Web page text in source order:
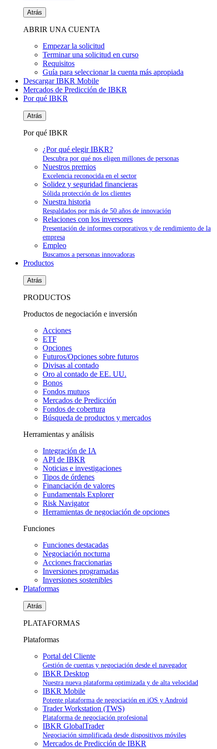
Atrás
ABRIR UNA CUENTA
Empezar la solicitud
Terminar una solicitud en curso
Requisitos
Guía para seleccionar la cuenta más apropiada
Descargar IBKR Mobile
Mercados de Predicción de IBKR
Por qué IBKR
Atrás
Por qué IBKR
¿Por qué elegir IBKR?
Descubra por qué nos eligen millones de personas
Nuestros premios
Excelencia reconocida en el sector
Solidez y seguridad financieras
Sólida protección de los clientes
Nuestra historia
Respaldados por más de 50 años de innovación
Relaciones con los inversores
Presentación de informes corporativos y de rendimiento de la
empresa
Empleo
Buscamos a personas innovadoras
Productos
Atrás
PRODUCTOS
Productos de negociación e inversión
Acciones
ETF
Opciones
Futuros/Opciones sobre futuros
Divisas al contado
Oro al contado de EE. UU.
Bonos
Fondos mutuos
Mercados de Predicción
Fondos de cobertura
Búsqueda de productos y mercados
Herramientas y análisis
Integración de IA
API de IBKR
Noticias e investigaciones
Tipos de órdenes
Financiación de valores
Fundamentals Explorer
Risk Navigator
Herramientas de negociación de opciones
Funciones
Funciones destacadas
Negociación nocturna
Acciones fraccionarias
Inversiones programadas
Inversiones sostenibles
Plataformas
Atrás
PLATAFORMAS
Plataformas
Portal del Cliente
Gestión de cuentas y negociación desde el navegador
IBKR Desktop
Nuestra nueva plataforma optimizada y de alta velocidad
IBKR Mobile
Potente plataforma de negociación en iOS y Android
Trader Workstation (TWS)
Plataforma de negociación profesional
IBKR GlobalTrader
Negociación simplificada desde dispositivos móviles
Mercados de Predicción de IBKR